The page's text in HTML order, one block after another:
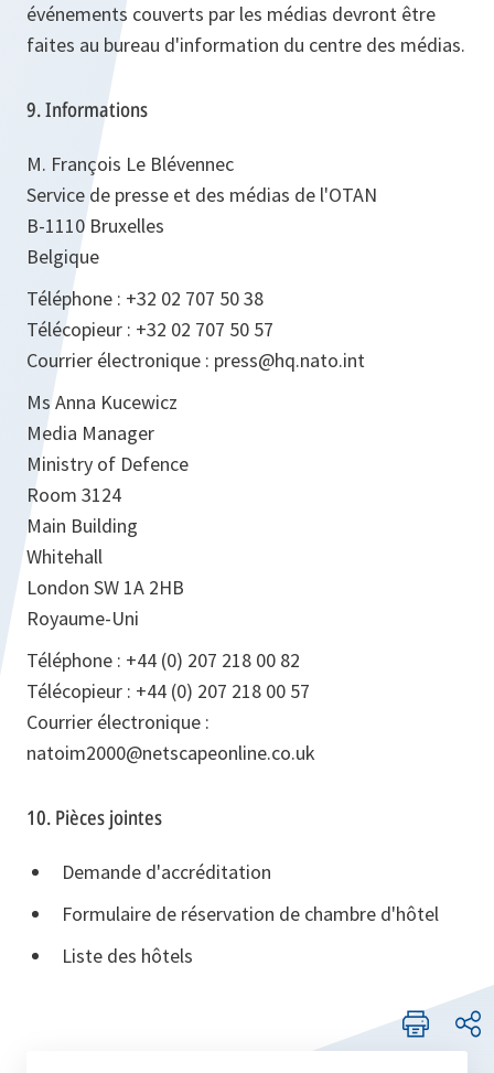
événements couverts par les médias devront être
faites au bureau d'information du centre des médias.
9. Informations
M. François Le Blévennec
Service de presse et des médias de l'OTAN
B-1110 Bruxelles
Belgique
Téléphone : +32 02 707 50 38
Télécopieur : +32 02 707 50 57
Courrier électronique : press@hq.nato.int
Ms Anna Kucewicz
Media Manager
Ministry of Defence
Room 3124
Main Building
Whitehall
London SW 1A 2HB
Royaume-Uni
Téléphone : +44 (0) 207 218 00 82
Télécopieur : +44 (0) 207 218 00 57
Courrier électronique :
natoim2000@netscapeonline.co.uk
10. Pièces jointes
Demande d'accréditation
Formulaire de réservation de chambre d'hôtel
Liste des hôtels